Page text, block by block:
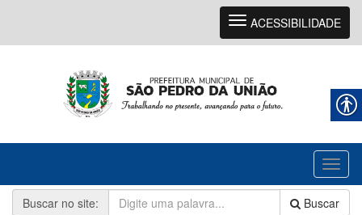
Navegação
ACESSIBILIDADE
Buscar no site:
Buscar